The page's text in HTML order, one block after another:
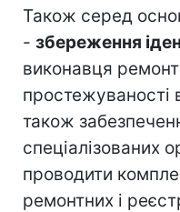
Також серед
- збереження
виконавця
простежуваності
також
спеціалізованих
проводити
ремонтних і